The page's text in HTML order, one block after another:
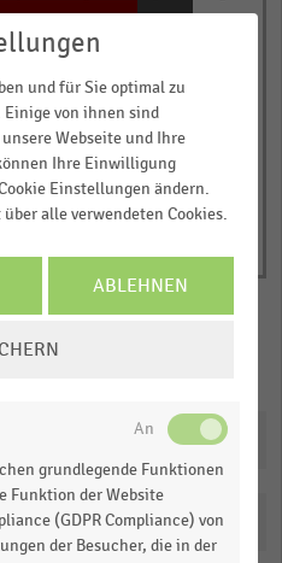
in Millionen Euro
und für Sie optimal zu
von ihnen sind
Webseite und Ihre
Ihre Einwilligung
Einstellungen ändern.
alle verwendeten Cookies.
ABLEHNEN
grundlegende Funktionen
Funktion der Website
(GDPR Compliance) von
der Besucher, die in der